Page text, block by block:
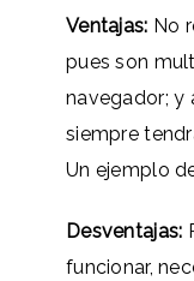
Ventajas: No
pues son
navegador; y
siempre
Un ejemplo
Desventajas:
funcionar,